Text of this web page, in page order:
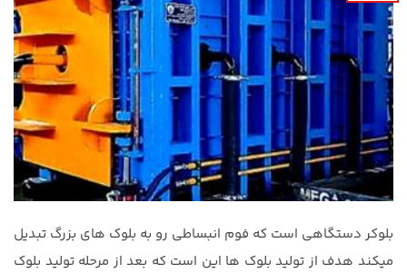
بلوکر دستگاهی است که فوم انبساطی رو به بلوک های بزرگ تبدیل
میکند هدف از تولید بلوک ها این است که بعد از مرحله تولید بلوک